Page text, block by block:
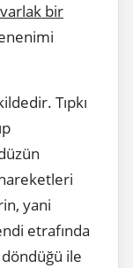
bir
Tıpkı
yani
etrafında
ile